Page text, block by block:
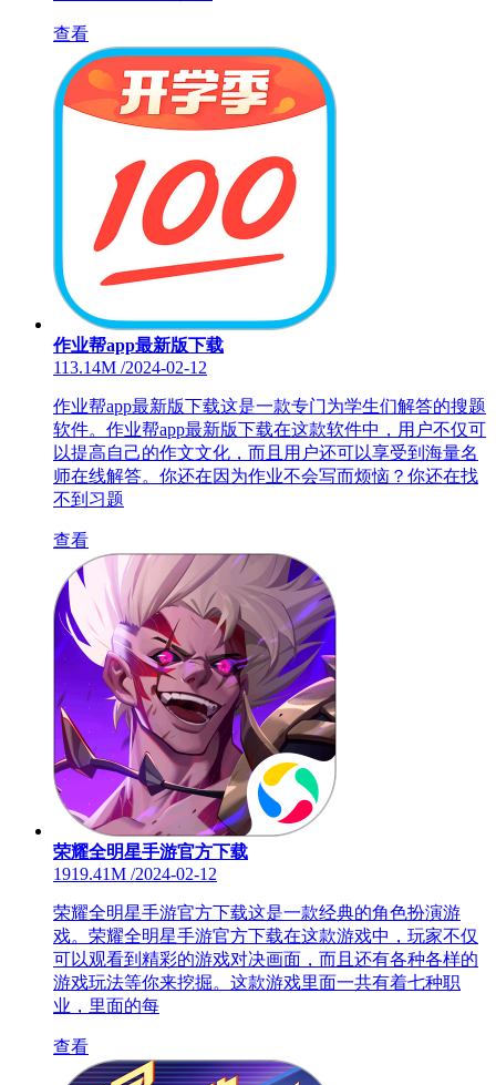
查看
作业帮app最新版下载
113.14M /2024-02-12
作业帮app最新版下载这是一款专门为学生们解答的搜题
软件。作业帮app最新版下载在这款软件中，用户不仅可
以提高自己的作文文化，而且用户还可以享受到海量名
师在线解答。你还在因为作业不会写而烦恼？你还在找
不到习题
查看
荣耀全明星手游官方下载
1919.41M /2024-02-12
荣耀全明星手游官方下载这是一款经典的角色扮演游
戏。荣耀全明星手游官方下载在这款游戏中，玩家不仅
可以观看到精彩的游戏对决画面，而且还有各种各样的
游戏玩法等你来挖掘。这款游戏里面一共有着七种职
业，里面的每
查看